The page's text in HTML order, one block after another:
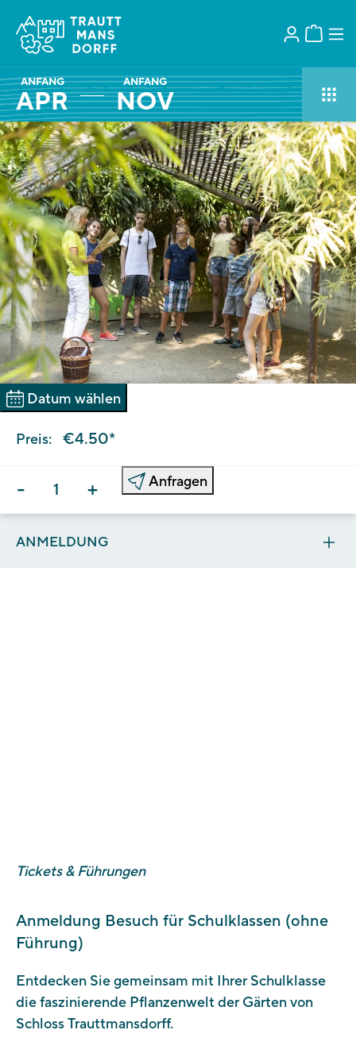
ANFANG
APR
ANFANG
NOV
Tickets & Führungen
Anmeldung Besuch für Schulklassen (ohne
Führung)
Entdecken Sie gemeinsam mit Ihrer Schulklasse
die faszinierende Pflanzenwelt der Gärten von
Schloss Trauttmansdorff.
Datum wählen
Preis: €4.50*
- + Anfragen
ANMELDUNG